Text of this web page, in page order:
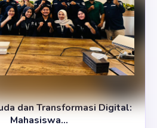
dan Transformasi Digital:
Mahasiswa...